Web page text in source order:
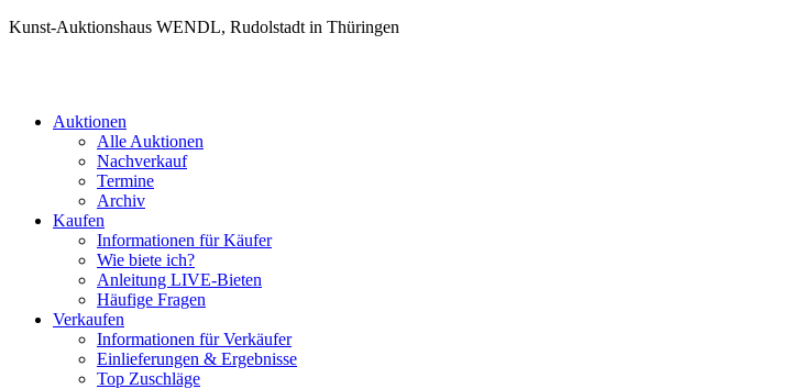
Kunst-Auktionshaus WENDL, Rudolstadt in Thüringen
Auktionen
Alle Auktionen
Nachverkauf
Termine
Archiv
Kaufen
Informationen für Käufer
Wie biete ich?
Anleitung LIVE-Bieten
Häufige Fragen
Verkaufen
Informationen für Verkäufer
Einlieferungen & Ergebnisse
Top Zuschläge